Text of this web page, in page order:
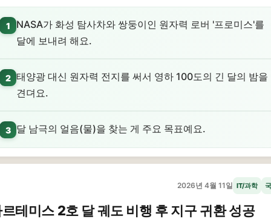
1
NASA가 화성 탐사차와 쌍둥이인 원자력 로버 '프로미스'를
달에 보내려 해요.
2 태양광 대신 원자력 전지를 써서 영하 100도의 긴 달의 밤을
견뎌요.
3 달 남극의 얼음(물)을 찾는 게 주요 목표예요.
2026년 4월 11일 IT/과학
테미스 2호 달 궤도 비행 후 지구 귀환 성공